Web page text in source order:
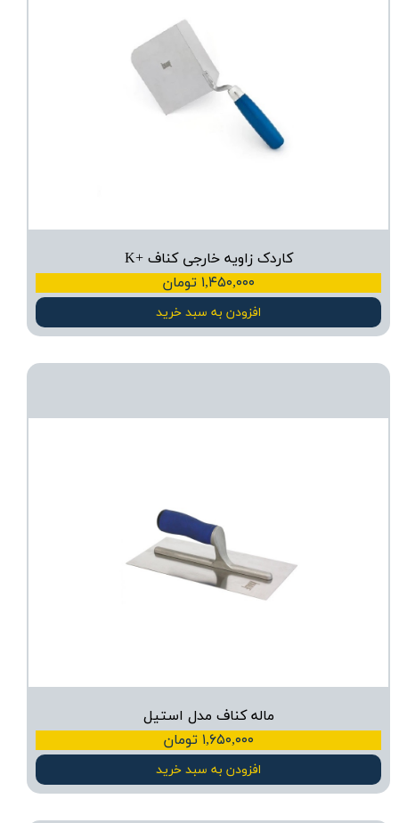
کاردک زاویه خارجی کناف +K
۱,۴۵۰,۰۰۰ تومان
افزودن به سبد خرید
ماله کناف مدل استیل
۱,۶۵۰,۰۰۰ تومان
افزودن به سبد خرید